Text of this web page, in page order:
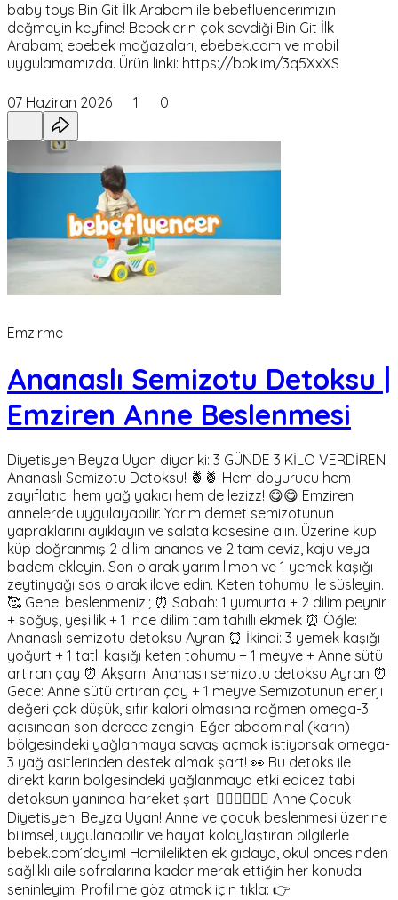
baby toys Bin Git İlk Arabam ile bebefluencerımızın
değmeyin keyfine! Bebeklerin çok sevdiği Bin Git İlk
Arabam; ebebek mağazaları, ebebek.com ve mobil
uygulamamızda. Ürün linki: https://bbk.im/3q5XxXS
07 Haziran 2026 1 0
Emzirme
Ananaslı Semizotu Detoksu |
Emziren Anne Beslenmesi
Diyetisyen Beyza Uyan diyor ki: 3 GÜNDE 3 KİLO VERDİREN
Ananaslı Semizotu Detoksu! 🍍🍍 Hem doyurucu hem
zayıflatıcı hem yağ yakıcı hem de lezizz! 😋😋 Emziren
annelerde uygulayabilir. Yarım demet semizotunun
yapraklarını ayıklayın ve salata kasesine alın. Üzerine küp
küp doğranmış 2 dilim ananas ve 2 tam ceviz, kaju veya
badem ekleyin. Son olarak yarım limon ve 1 yemek kaşığı
zeytinyağı sos olarak ilave edin. Keten tohumu ile süsleyin.
🥰 Genel beslenmenizi; ⏰ Sabah: 1 yumurta + 2 dilim peynir
+ söğüş, yeşillik + 1 ince dilim tam tahıllı ekmek ⏰ Öğle:
Ananaslı semizotu detoksu Ayran ⏰ İkindi: 3 yemek kaşığı
yoğurt + 1 tatlı kaşığı keten tohumu + 1 meyve + Anne sütü
artıran çay ⏰ Akşam: Ananaslı semizotu detoksu Ayran ⏰
Gece: Anne sütü artıran çay + 1 meyve Semizotunun enerji
değeri çok düşük, sıfır kalori olmasına rağmen omega-3
açısından son derece zengin. Eğer abdominal (karın)
bölgesindeki yağlanmaya savaş açmak istiyorsak omega-
3 yağ asitlerinden destek almak şart! 👀 Bu detoks ile
direkt karın bölgesindeki yağlanmaya etki edicez tabi
detoksun yanında hareket şart! 🏃🏻‍♀️🏃🏻‍♀️ Anne Çocuk
Diyetisyeni Beyza Uyan! Anne ve çocuk beslenmesi üzerine
bilimsel, uygulanabilir ve hayat kolaylaştıran bilgilerle
bebek.com’dayım! Hamilelikten ek gıdaya, okul öncesinden
sağlıklı aile sofralarına kadar merak ettiğin her konuda
seninleyim. Profilime göz atmak için tıkla: 👉